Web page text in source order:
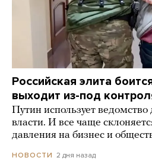
Российская элита
выходит из-под
Путин использует
власти. И все чаще
давления на бизнес и
НОВОСТИ 2 дня назад